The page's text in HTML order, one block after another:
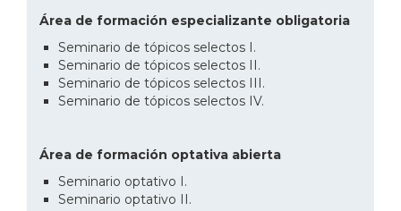
Área de formación especializante obligatoria
Seminario de tópicos selectos I.
Seminario de tópicos selectos II.
Seminario de tópicos selectos III.
Seminario de tópicos selectos IV.
Área de formación optativa abierta
Seminario optativo I.
Seminario optativo II.